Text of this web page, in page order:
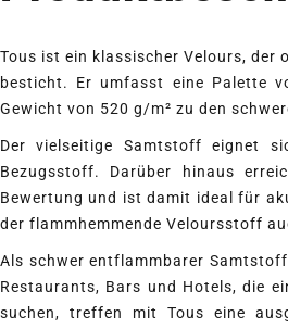
Tous ist ein klassischer Velours, der
besticht. Er umfasst eine Palette
Gewicht von 520 g/m² zu den
Der vielseitige Samtstoff eignet
Bezugsstoff. Darüber hinaus
Bewertung und ist damit ideal für
der flammhemmende Veloursstoff
Als schwer entflammbarer
Restaurants, Bars und Hotels, die
suchen, treffen mit Tous eine